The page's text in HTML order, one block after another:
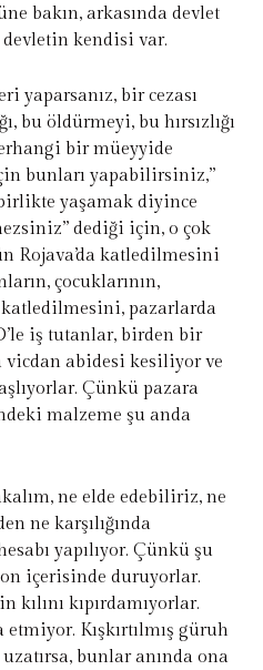
bakın, arkasında devlet
kendisi var.
yaparsanız, bir cezası
bu öldürmeyi, bu hırsızlığı
bir müeyyide
bunları yapabilirsiniz,”
yaşamak diyince
dediği için, o çok
Rojava’da katledilmesini
çocuklarının,
katledilmesini, pazarlarda
iş tutanlar, birden bir
vicdan abidesi kesiliyor ve
Çünkü pazara
malzeme şu anda
ne elde edebiliriz, ne
ne karşılığında
yapılıyor. Çünkü şu
içerisinde duruyorlar.
kıpırdamıyorlar.
Kışkırtılmış güruh
bunlar anında ona